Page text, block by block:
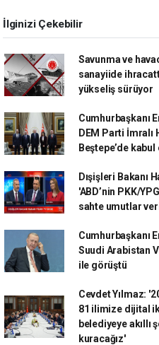
İlginizi Çekebilir
Savunma ve
sanayiide
yükseliş sürüyor
Cumhurbaşkanı
DEM Parti İmralı
Beştepe’de kabul
Dışişleri Bakanı
'ABD’nin PKK/
sahte umutlar
Cumhurbaşkanı
Suudi Arabistan
ile görüştü
Cevdet Yılmaz:
81 ilimize dijital
belediyeye akıllı
kuracağız'